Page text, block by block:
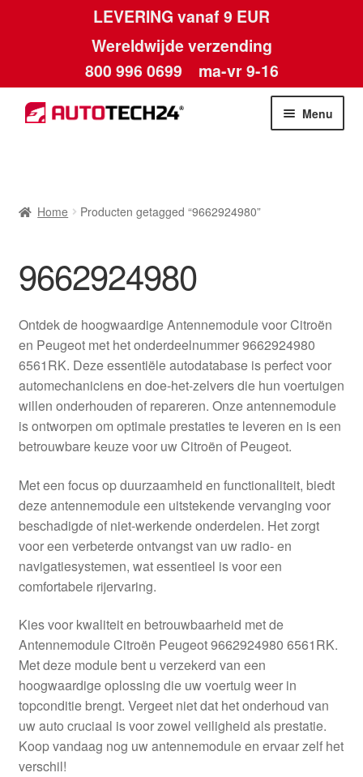
LEVERING vanaf 9 EUR
Wereldwijde verzending
800 996 0699 ma-vr 9-16
Ga
door
Ga
naar
Menu
Betalingen
Contact
Kassa
Klachten
Levering
Mijn account
Over ons
Privacybeleid
Wereldwijde verzending
Winkelwagen
Home Producten getagged “9662924980”
9662924980
Ontdek de hoogwaardige Antennemodule voor Citroën
en Peugeot met het onderdeelnummer 9662924980
6561RK. Deze essentiële autodatabase is perfect voor
automechaniciens en doe-het-zelvers die hun voertuigen
willen onderhouden of repareren. Onze antennemodule
is ontworpen om optimale prestaties te leveren en is een
betrouwbare keuze voor uw Citroën of Peugeot.
Met een focus op duurzaamheid en functionaliteit, biedt
deze antennemodule een uitstekende vervanging voor
beschadigde of niet-werkende onderdelen. Het zorgt
voor een verbeterde ontvangst van uw radio- en
navigatiesystemen, wat essentieel is voor een
comfortabele rijervaring.
Kies voor kwaliteit en betrouwbaarheid met de
Antennemodule Citroën Peugeot 9662924980 6561RK.
Met deze module bent u verzekerd van een
hoogwaardige oplossing die uw voertuig weer in
topconditie brengt. Vergeet niet dat het onderhoud van
uw auto cruciaal is voor zowel veiligheid als prestatie.
Koop vandaag nog uw antennemodule en ervaar zelf het
verschil!